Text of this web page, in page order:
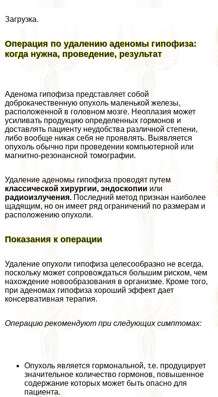
Загрузка.
Операция по удалению аденомы гипофиза:
когда нужна, проведение, результат
Аденома гипофиза представляет собой
доброкачественную опухоль маленькой железы,
расположенной в головном мозге. Неоплазия может
усиливать продукцию определенных гормонов и
доставлять пациенту неудобства различной степени,
либо вообще никак себя не проявлять. Выявляется
опухоль обычно при проведении компьютерной или
магнитно-резонансной томографии.
Удаление аденомы гипофиза проводят путем
классической хирургии, эндоскопии или
радиоизлучения. Последний метод признан наиболее
щадящим, но он имеет ряд ограничений по размерам и
расположению опухоли.
Показания к операции
Удаление опухоли гипофиза целесообразно не всегда,
поскольку может сопровождаться большим риском, чем
нахождение новообразования в организме. Кроме того,
при аденомах гипофиза хороший эффект дает
консервативная терапия.
Операцию рекомендуют при следующих симптомах:
Опухоль является гормональной, т.е. продуцирует
значительное количество гормонов, повышенное
содержание которых может быть опасно для
пациента.